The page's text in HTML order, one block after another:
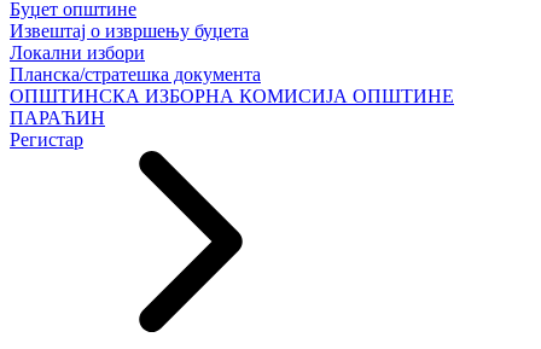
Буџет општине
Извештај о извршењу буџета
Локални избори
Планска/стратешка документа
ОПШТИНСКА ИЗБОРНА КОМИСИЈА ОПШТИНЕ
ПАРАЋИН
Регистар